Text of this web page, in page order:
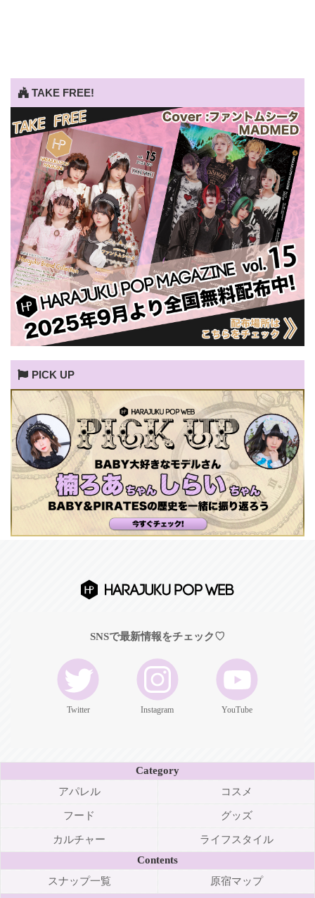
TAKE FREE!
PICK UP
SNSで最新情報をチェック♡
Twitter Instagram YouTube
Category
アパレル
コスメ
フード グッズ
カルチャー
ライフスタイル
Contents
スナップ一覧
原宿マップ